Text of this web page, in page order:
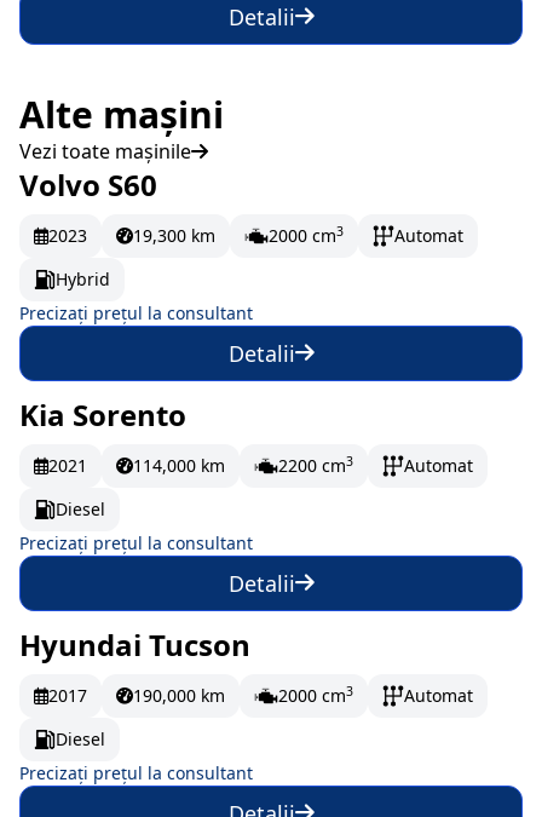
Detalii
Alte mașini
Vezi toate mașinile
La comandă
Volvo S60
2023 19,300 km 2000 cm3
Automat
Hybrid
Precizați prețul la consultant
Detalii
La comandă
Kia Sorento
2021 114,000 km 2200 cm3
Automat
Diesel
Precizați prețul la consultant
Detalii
La comandă
Hyundai Tucson
2017 190,000 km 2000 cm3
Automat
Diesel
Precizați prețul la consultant